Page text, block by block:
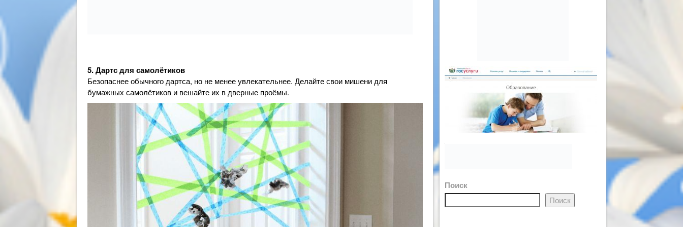
5. Дартс для самолётиков
Безопаснее обычного дартса, но не менее увлекательнее. Делайте свои мишени для
бумажных самолётиков и вешайте их в дверные проёмы.
Поиск
Поиск